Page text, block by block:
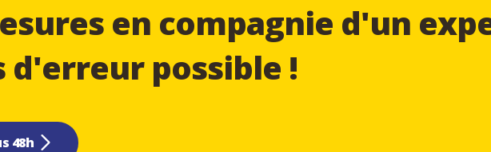
en compagnie d'un
d'erreur possible !
48h